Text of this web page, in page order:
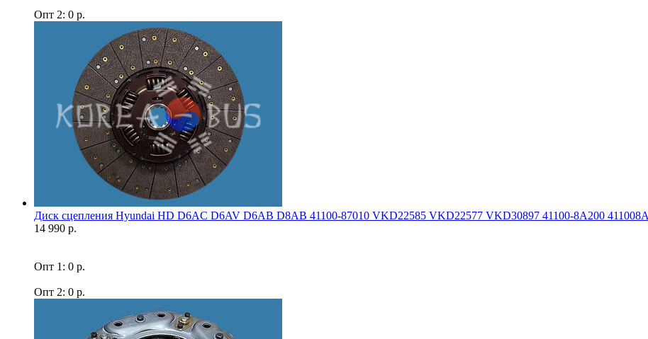
Опт 2: 0 р.
Диск сцепления Hyundai HD D6AC D6AV D6AB D8AB 41100-87010 VKD22585 VKD22577 VKD30897 41100-8A200
14 990 р.
Опт 1: 0 р.
Опт 2: 0 р.